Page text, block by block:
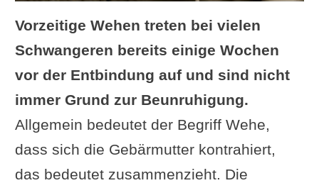
Vorzeitige Wehen treten bei vielen
Schwangeren bereits einige Wochen
vor der Entbindung auf und sind nicht
immer Grund zur Beunruhigung.
Allgemein bedeutet der Begriff Wehe,
dass sich die Gebärmutter kontrahiert,
das bedeutet zusammenzieht. Die